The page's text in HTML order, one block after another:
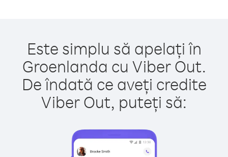
Este simplu să apelați în
Groenlanda cu Viber Out.
De îndată ce aveți credite
Viber Out, puteți să: